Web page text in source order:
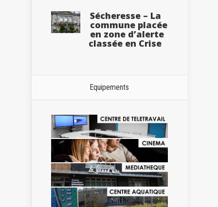
Sécheresse – La
commune placée
en zone d’alerte
classée en Crise
Equipements